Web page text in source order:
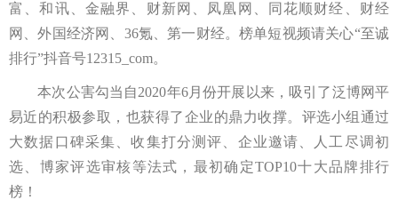
富、和讯、金融界、财新网、凤凰网、同花顺财经、财经
网、外国经济网、36氪、第一财经。榜单短视频请关心“至诚
排行”抖音号12315_com。
本次公害勾当自2020年6月份开展以来，吸引了泛博网平
易近的积极参取，也获得了企业的鼎力收撑。评选小组通过
大数据口碑采集、收集打分测评、企业邀请、人工尽调初
选、博家评选审核等法式，最初确定TOP10十大品牌排行
榜！